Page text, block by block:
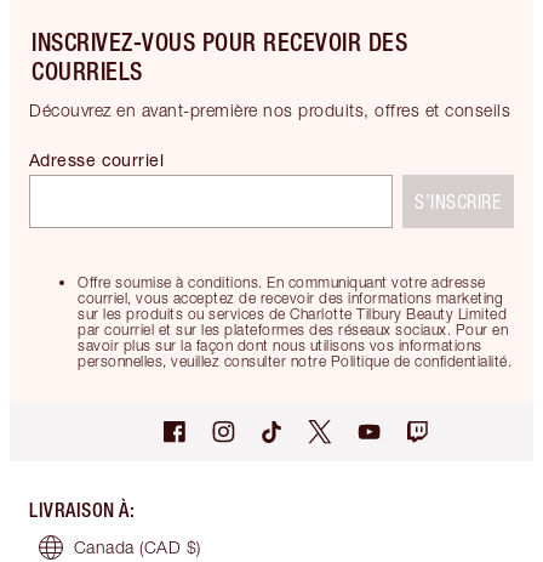
INSCRIVEZ-VOUS POUR RECEVOIR DES
COURRIELS
Découvrez en avant-première nos produits, offres et conseils
Offre soumise à conditions. En communiquant votre adresse
courriel, vous acceptez de recevoir des informations marketing
sur les produits ou services de Charlotte Tilbury Beauty Limited
par courriel et sur les plateformes des réseaux sociaux. Pour en
savoir plus sur la façon dont nous utilisons vos informations
personnelles, veuillez consulter notre Politique de confidentialité.
Adresse courriel
S’INSCRIRE
LIVRAISON À:
Canada (CAD $)